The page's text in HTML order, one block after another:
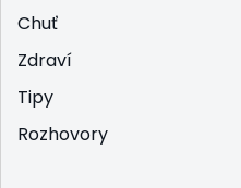
Chuť
Zdraví
Tipy
Rozhovory